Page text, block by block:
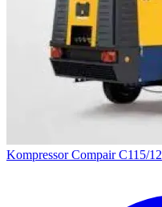
Kompressor Compair C115/12